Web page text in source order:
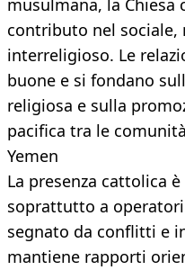
musulmana, la Chiesa
contributo nel sociale,
interreligioso. Le
buone e si fondano
religiosa e sulla
pacifica tra le
Yemen
La presenza cattolica
soprattutto a
segnato da conflitti e
mantiene rapporti